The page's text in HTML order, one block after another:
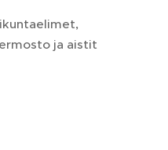
ja aistit